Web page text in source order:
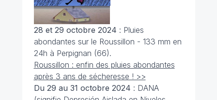
28 et 29 octobre 2024 : Pluies
abondantes sur le Roussillon - 133 mm en
24h à Perpignan (66).
Roussillon : enfin des pluies abondantes
après 3 ans de sécheresse ! >>
Du 29 au 31 octobre 2024 : DANA